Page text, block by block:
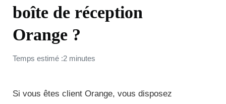
boîte de réception
Orange ?
Temps estimé :2 minutes
Si vous êtes client Orange, vous disposez